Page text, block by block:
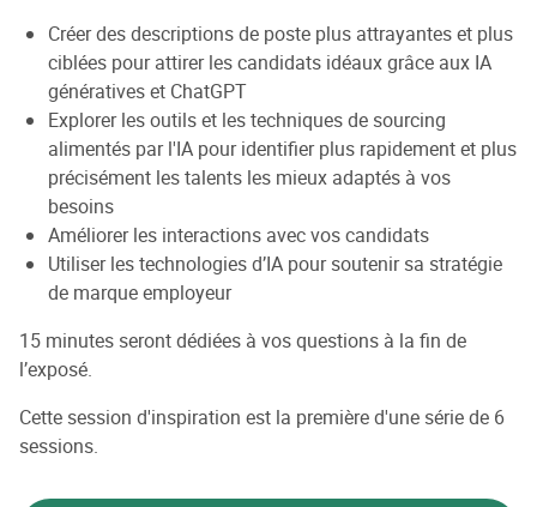
Créer des descriptions de poste plus attrayantes et plus
ciblées pour attirer les candidats idéaux grâce aux IA
génératives et ChatGPT
Explorer les outils et les techniques de sourcing
alimentés par l'IA pour identifier plus rapidement et plus
précisément les talents les mieux adaptés à vos
besoins
Améliorer les interactions avec vos candidats
Utiliser les technologies d’IA pour soutenir sa stratégie
de marque employeur
15 minutes seront dédiées à vos questions à la fin de
l’exposé.
C ette session d'inspiration est la première d'une série de 6
sessions.